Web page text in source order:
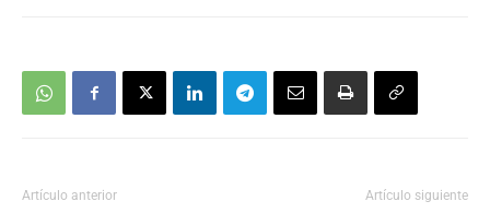
Artículo anterior Artículo siguiente